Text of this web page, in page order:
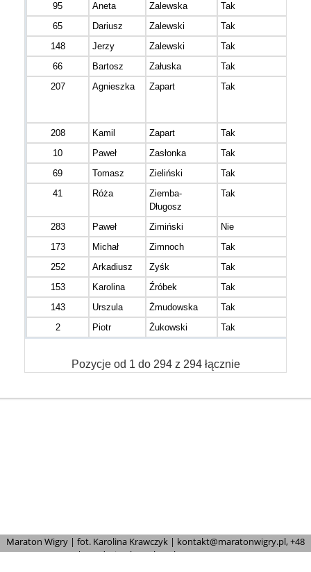
95
Aneta Zalewska
Tak
65
Dariusz Zalewski
Tak
148
Jerzy Zalewski
Tak
66
Bartosz Załuska
Tak
207
Agnieszka Zapart Tak
208 Kamil Zapart
Tak
10
Paweł Zasłonka
Tak
69
Tomasz Zieliński
Tak
41
Róża
Ziemba-
Długosz
Tak
283 Paweł Zimiński
Nie
173
Michał Zimnoch
Tak
252
Arkadiusz Zyśk
Tak
153
Karolina Źróbek
Tak
143
Urszula Żmudowska
Tak
2
Piotr Żukowski Tak
Pozycje od 1 do 294 z 294 łącznie
Maraton Wigry | fot. Karolina Krawczyk | kontakt@maratonwigry.pl, +48
883 886 219 | Fundacja Ultra, ul. Parkowa 19/14, 38-400 Krosno